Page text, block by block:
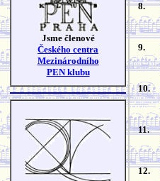
Jsme členové
Českého centra
Mezinárodního
PEN klubu
8.
9.
10.
11.
12.